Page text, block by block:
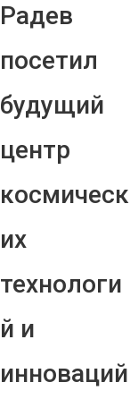
Радев
посетил
будущий
центр
космическ
их
технологи
й и
инноваций